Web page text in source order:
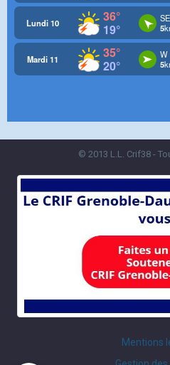
© 2013 L.L. Crif38 -
Mentions